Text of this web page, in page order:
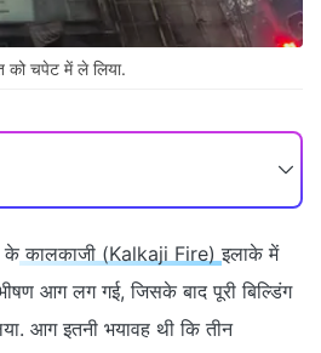
को चपेट में ले लिया.
के कालकाजी (Kalkaji Fire)इलाके में
आग लग गई, जिसके बाद पूरी बिल्डिंग
आग इतनी भयावह थी कि तीन